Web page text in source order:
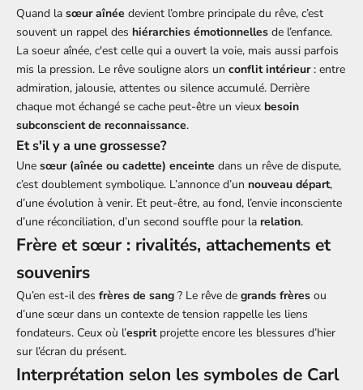
Quand la sœur aînée devient l’ombre principale du rêve, c’est
souvent un rappel des hiérarchies émotionnelles de l’enfance.
La soeur aînée, c'est celle qui a ouvert la voie, mais aussi parfois
mis la pression. Le rêve souligne alors un conflit intérieur: entre
admiration, jalousie, attentes ou silence accumulé. Derrière
chaque mot échangé se cache peut-être un vieux besoin
subconscient de reconnaissance.
Et s'il y a une grossesse?
Une sœur (aînée ou cadette) enceinte dans un rêve de dispute,
c’est doublement symbolique. L’annonce d’un nouveau départ,
d’une évolution à venir. Et peut-être, au fond, l’envie inconsciente
d’une réconciliation, d’un second souffle pour la relation.
Frère et sœur : rivalités, attachements et
souvenirs
Qu’en est-il des frères de sang ? Le rêve de grands frères ou
d’une sœur dans un contexte de tension rappelle les liens
fondateurs. Ceux où l’espritprojette encore les blessures d’hier
sur l’écran du présent.
Interprétation selon les symboles de Carl